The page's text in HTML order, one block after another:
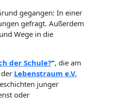
gegangen: In einer
gefragt. Außerdem
Wege in die
der Schule?“, die am
Lebenstraum e.V.
junger
oder